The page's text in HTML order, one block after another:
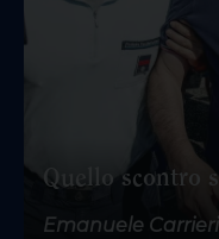
Quello scontro
Emanuele Carrieri